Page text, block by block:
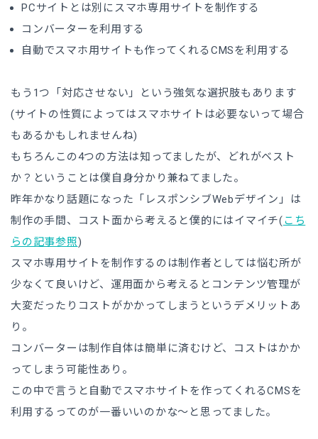
PCサイトとは別にスマホ専用サイトを制作する
コンバーターを利用する
自動でスマホ用サイトも作ってくれるCMSを利用する
もう1つ「対応させない」という強気な選択肢もあります
(サイトの性質によってはスマホサイトは必要ないって場合
もあるかもしれませんね)
もちろんこの4つの方法は知ってましたが、どれがベスト
か？ということは僕自身分かり兼ねてました。
昨年かなり話題になった「レスポンシブWebデザイン」は
制作の手間、コスト面から考えると僕的にはイマイチ(こち
らの記事参照)
スマホ専用サイトを制作するのは制作者としては悩む所が
少なくて良いけど、運用面から考えるとコンテンツ管理が
大変だったりコストがかかってしまうというデメリットあ
り。
コンバーターは制作自体は簡単に済むけど、コストはかか
ってしまう可能性あり。
この中で言うと自動でスマホサイトを作ってくれるCMSを
利用するってのが一番いいのかな〜と思ってました。